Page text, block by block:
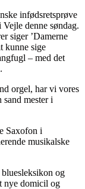
infødsretsprøve
denne søndag.
siger ’Damerne
kunne sige
– med det
orgel, har vi vores
sand mester i
Saxofon i
musikalske
og
nye domicil og